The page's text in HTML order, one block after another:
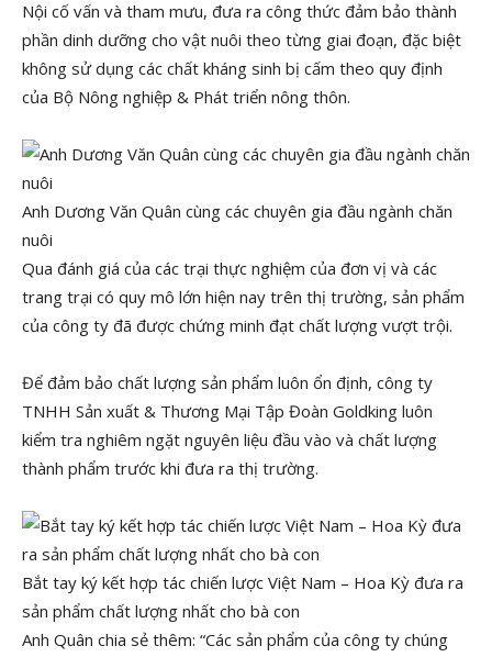
Nội cố vấn và tham mưu, đưa ra công thức đảm bảo thành
phần dinh dưỡng cho vật nuôi theo từng giai đoạn, đặc biệt
không sử dụng các chất kháng sinh bị cấm theo quy định
của Bộ Nông nghiệp & Phát triển nông thôn.
Anh Dương Văn Quân cùng các chuyên gia đầu ngành chăn
nuôi
Qua đánh giá của các trại thực nghiệm của đơn vị và các
trang trại có quy mô lớn hiện nay trên thị trường, sản phẩm
của công ty đã được chứng minh đạt chất lượng vượt trội.
Để đảm bảo chất lượng sản phẩm luôn ổn định, công ty
TNHH Sản xuất & Thương Mại Tập Đoàn Goldking luôn
kiểm tra nghiêm ngặt nguyên liệu đầu vào và chất lượng
thành phẩm trước khi đưa ra thị trường.
Bắt tay ký kết hợp tác chiến lược Việt Nam – Hoa Kỳ đưa ra
sản phẩm chất lượng nhất cho bà con
Anh Quân chia sẻ thêm: “Các sản phẩm của công ty chúng